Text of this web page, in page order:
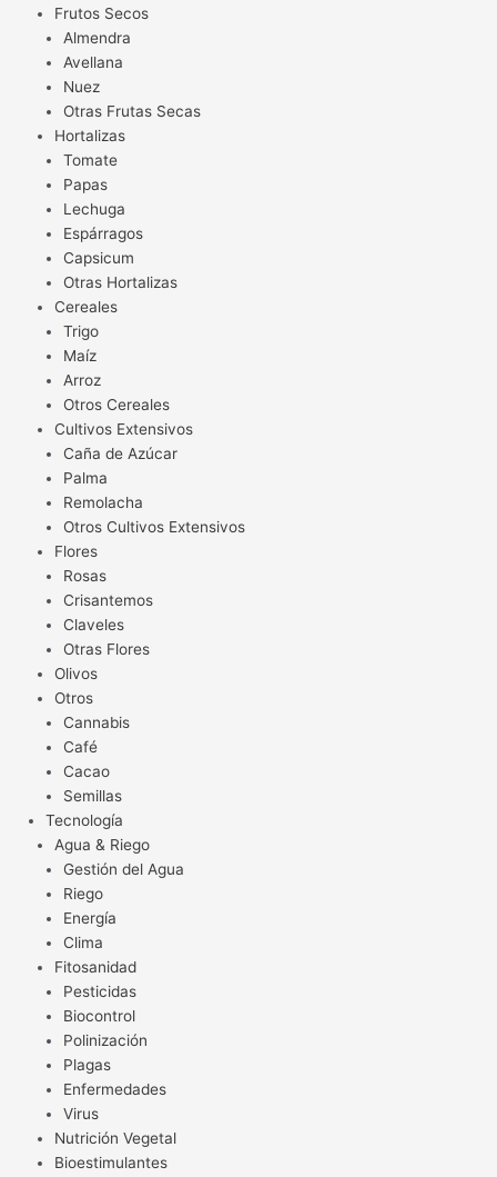
Frutos Secos
Almendra
Avellana
Nuez
Otras Frutas Secas
Hortalizas
Tomate
Papas
Lechuga
Espárragos
Capsicum
Otras Hortalizas
Cereales
Trigo
Maíz
Arroz
Otros Cereales
Cultivos Extensivos
Caña de Azúcar
Palma
Remolacha
Otros Cultivos Extensivos
Flores
Rosas
Crisantemos
Claveles
Otras Flores
Olivos
Otros
Cannabis
Café
Cacao
Semillas
Tecnología
Agua & Riego
Gestión del Agua
Riego
Energía
Clima
Fitosanidad
Pesticidas
Biocontrol
Polinización
Plagas
Enfermedades
Virus
Nutrición Vegetal
Bioestimulantes